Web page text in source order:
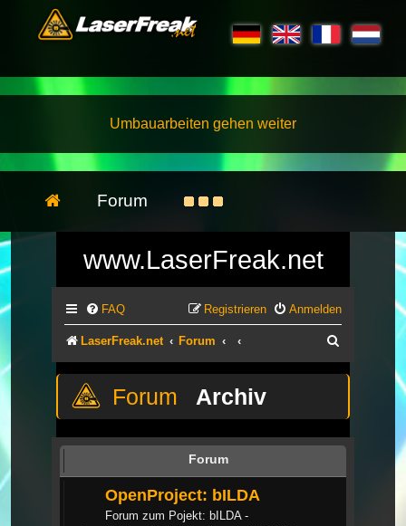
Umbauarbeiten gehen weiter
Forum
www.LaserFreak.net
FAQ Anmelden
Registrieren
LaserFreak.net Forum
Archiv
Forum
OpenProject: bILDA
Forum zum Pojekt: bILDA -